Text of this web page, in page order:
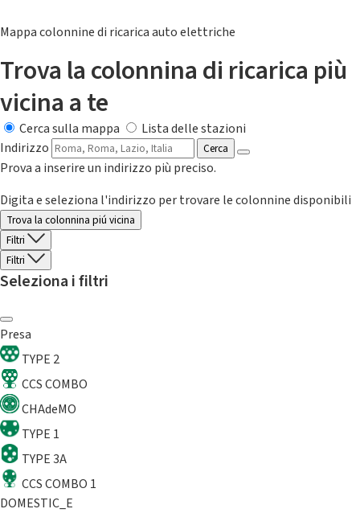
Mappa colonnine di ricarica auto elettriche
Trova la colonnina di ricarica più
vicina a te
Cerca sulla mappa
Lista delle stazioni
Indirizzo
Cerca
Prova a inserire un indirizzo più preciso.
Digita e seleziona l'indirizzo per trovare le colonnine disponibili
Trova la colonnina piú vicina
Filtri
Filtri
Seleziona i filtri
Presa
TYPE 2
CCS COMBO
CHAdeMO
TYPE 1
TYPE 3A
CCS COMBO 1
DOMESTIC_E